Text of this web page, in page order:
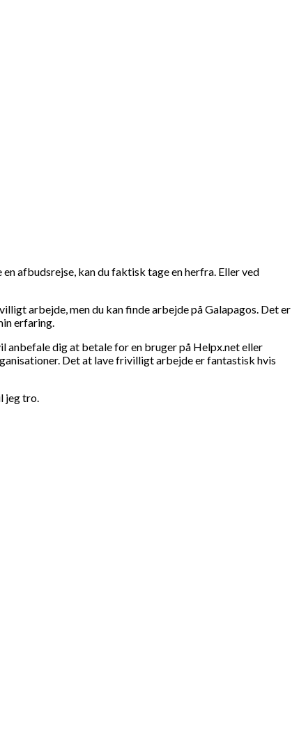
afbudsrejse, kan du faktisk tage en herfra. Eller ved
arbejde, men du kan finde arbejde på Galapagos. Det er
erfaring.
anbefale dig at betale for en bruger på Helpx.net eller
Det at lave frivilligt arbejde er fantastisk hvis
jeg tro.